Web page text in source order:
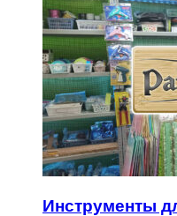
Инструменты